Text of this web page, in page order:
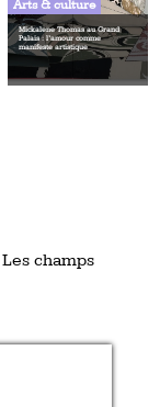
Arts & culture
Mickalene Thomas au Grand
Palais : l’amour comme
manifeste artistique
Les champs